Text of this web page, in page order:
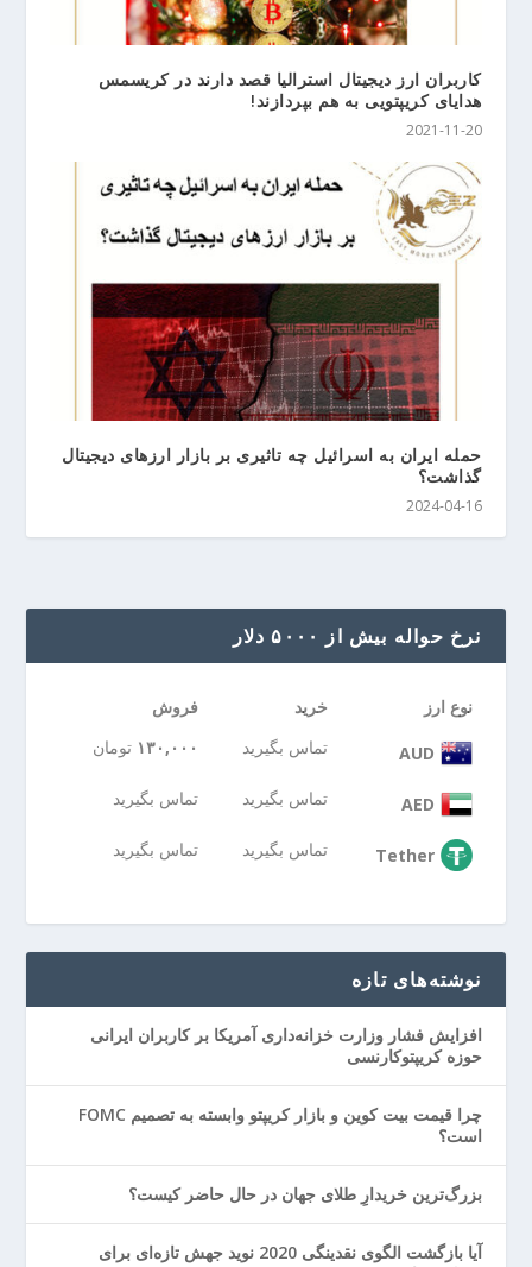
کاربران ارز دیجیتال استرالیا قصد دارند در کریسمس
هدایای کریپتویی به هم بپردازند!
2021-11-20
حمله ایران به اسرائیل چه تاثیری بر بازار ارزهای دیجیتال
گذاشت؟
2024-04-16
نرخ حواله بیش از ۵۰۰۰ دلار
نوع ارز خرید فروش
AUD تماس بگیرید ۱۳۰,۰۰۰ تومان
AED تماس بگیرید تماس بگیرید
Tether تماس بگیرید تماس بگیرید
نوشته‌های تازه
افزایش فشار وزارت خزانه‌داری آمریکا بر کاربران ایرانی
حوزه کریپتوکارنسی
چرا قیمت بیت کوین و بازار کریپتو وابسته به تصمیم FOMC
است؟
بزرگ‌ترین خریدارِ طلای جهان در حال حاضر کیست؟
آیا بازگشت الگوی نقدینگی 2020 نوید جهش تازه‌ای برای